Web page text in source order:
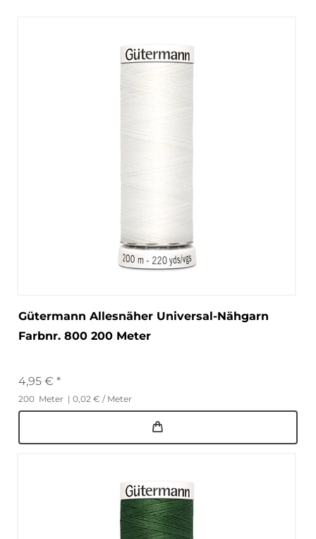
Gütermann Allesnäher Universal-Nähgarn
Farbnr. 800 200 Meter
4,95 € *
200 Meter | 0,02 € / Meter